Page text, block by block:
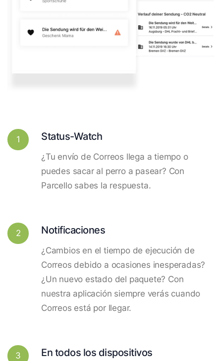
1 Status-Watch
¿Tu envío de Correos llega a tiempo o
puedes sacar al perro a pasear? Con
Parcello sabes la respuesta.
2 Notificaciones
¿Cambios en el tiempo de ejecución de
Correos debido a ocasiones inesperadas?
¿Un nuevo estado del paquete? Con
nuestra aplicación siempre verás cuando
Correos está por llegar.
3 En todos los dispositivos